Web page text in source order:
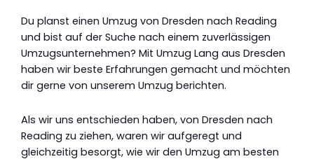
Du planst einen Umzug von Dresden nach Reading
und bist auf der Suche nach einem zuverlässigen
Umzugsunternehmen? Mit Umzug Lang aus Dresden
haben wir beste Erfahrungen gemacht und möchten
dir gerne von unserem Umzug berichten.
Als wir uns entschieden haben, von Dresden nach
Reading zu ziehen, waren wir aufgeregt und
gleichzeitig besorgt, wie wir den Umzug am besten